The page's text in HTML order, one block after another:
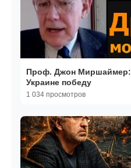
Проф. Джон Миршаймер:
Украине победу
1 034 просмотров